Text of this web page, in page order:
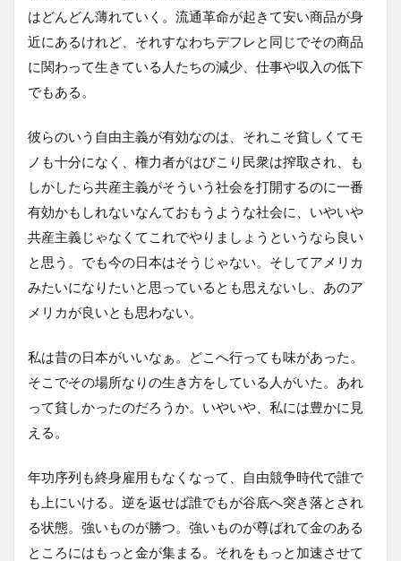
はどんどん薄れていく。流通革命が起きて安い商品が身
近にあるけれど、それすなわちデフレと同じでその商品
に関わって生きている人たちの減少、仕事や収入の低下
でもある。
彼らのいう自由主義が有効なのは、それこそ貧しくてモ
ノも十分になく、権力者がはびこり民衆は搾取され、も
しかしたら共産主義がそういう社会を打開するのに一番
有効かもしれないなんておもうような社会に、いやいや
共産主義じゃなくてこれでやりましょうというなら良い
と思う。でも今の日本はそうじゃない。そしてアメリカ
みたいになりたいと思っているとも思えないし、あのア
メリカが良いとも思わない。
私は昔の日本がいいなぁ。どこへ行っても味があった。
そこでその場所なりの生き方をしている人がいた。あれ
って貧しかったのだろうか。いやいや、私には豊かに見
える。
年功序列も終身雇用もなくなって、自由競争時代で誰で
も上にいける。逆を返せば誰でもが谷底へ突き落とされ
る状態。強いものが勝つ。強いものが尊ばれて金のある
ところにはもっと金が集まる。それをもっと加速させて